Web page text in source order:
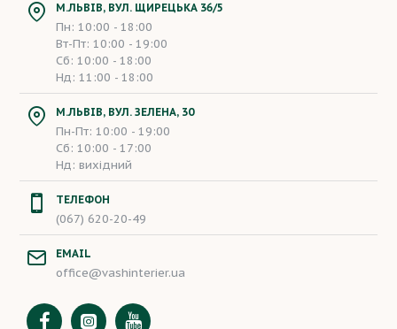
М.ЛЬВІВ, ВУЛ. ЩИРЕЦЬКА 36/5
Пн: 10:00 - 18:00
Вт-Пт: 10:00 - 19:00
Сб: 10:00 - 18:00
Нд: 11:00 - 18:00
М.ЛЬВІВ, ВУЛ. ЗЕЛЕНА, 30
Пн-Пт: 10:00 - 19:00
Сб: 10:00 - 17:00
Нд: вихідний
ТЕЛЕФОН
(067) 620-20-49
EMAIL
office@vashinterier.ua